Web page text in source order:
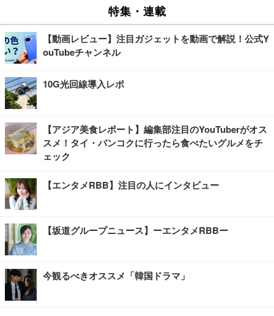
特集・連載
【動画レビュー】注目ガジェットを動画で解説！公式Y
ouTubeチャンネル
10G光回線導入レポ
【アジア美食レポート】編集部注目のYouTuberがオス
スメ！タイ・バンコクに行ったら食べたいグルメをチ
ェック
【エンタメRBB】注目の人にインタビュー
【坂道グループニュース】ーエンタメRBBー
今観るべきオススメ「韓国ドラマ」